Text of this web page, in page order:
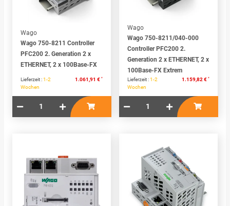
Wago
Wago 750-8211 Controller
PFC200 2. Generation 2 x
ETHERNET, 2 x 100Base-FX
Lieferzeit :1-2
Wochen
1.061,91 € *
Wago
Wago 750-8211/040-000
Controller PFC200 2.
Generation 2 x ETHERNET, 2 x
100Base-FX Extrem
Lieferzeit :1-2
Wochen
1.159,82 € *